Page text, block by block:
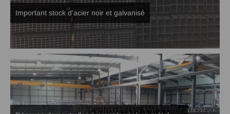
Important stock d'acier noir et galvanisé